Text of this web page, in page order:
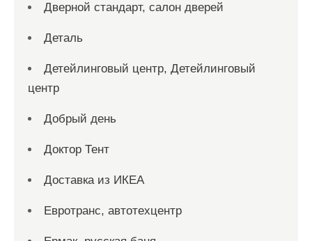
Дверной стандарт, салон дверей
Деталь
Детейлинговый центр, Детейлинговый
центр
Добрый день
Доктор Тент
Доставка из ИКЕА
Евротранс, автотехцентр